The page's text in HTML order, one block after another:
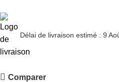
Délai de livraison estimé : 9
Comparer